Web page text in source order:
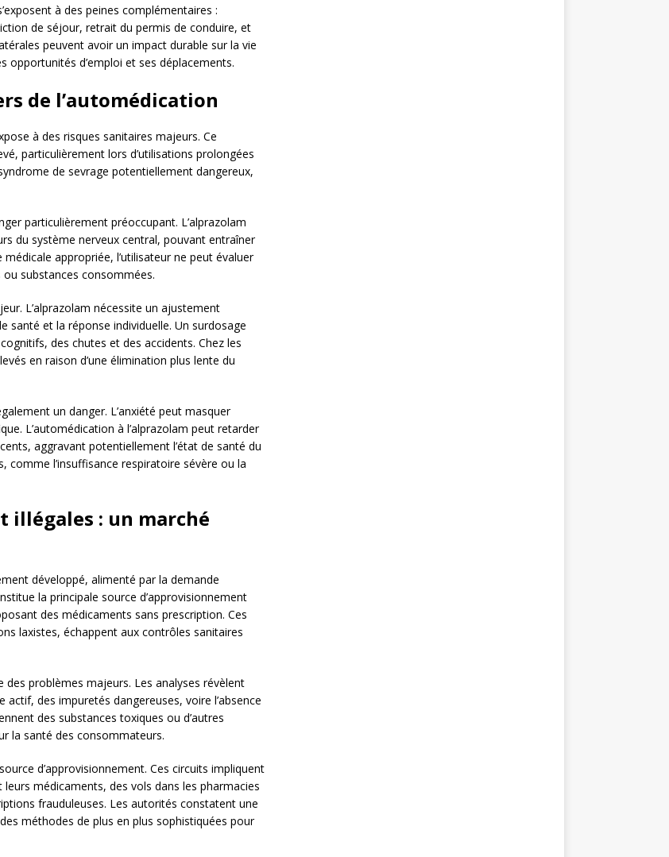
à des peines complémentaires :
de séjour, retrait du permis de conduire, et
peuvent avoir un impact durable sur la vie
opportunités d’emploi et ses déplacements.
de l’automédication
à des risques sanitaires majeurs. Ce
particulièrement lors d’utilisations prolongées
de sevrage potentiellement dangereux,
particulièrement préoccupant. L’alprazolam
du système nerveux central, pouvant entraîner
appropriée, l’utilisateur ne peut évaluer
substances consommées.
L’alprazolam nécessite un ajustement
santé et la réponse individuelle. Un surdosage
des chutes et des accidents. Chez les
en raison d’une élimination plus lente du
un danger. L’anxiété peut masquer
L’automédication à l’alprazolam peut retarder
aggravant potentiellement l’état de santé du
l’insuffisance respiratoire sévère ou la
illégales : un marché
développé, alimenté par la demande
la principale source d’approvisionnement
des médicaments sans prescription. Ces
laxistes, échappent aux contrôles sanitaires
problèmes majeurs. Les analyses révèlent
des impuretés dangereuses, voire l’absence
des substances toxiques ou d’autres
la santé des consommateurs.
d’approvisionnement. Ces circuits impliquent
médicaments, des vols dans les pharmacies
frauduleuses. Les autorités constatent une
méthodes de plus en plus sophistiquées pour